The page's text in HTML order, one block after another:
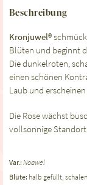
Beschreibung
Kronjuwel®
Blüten und beginnt
Die dunkelroten,
einen schönen
Laub und
Die Rose wächst
vollsonnige
Var.: Noawel
Blüte: halb gefüllt,